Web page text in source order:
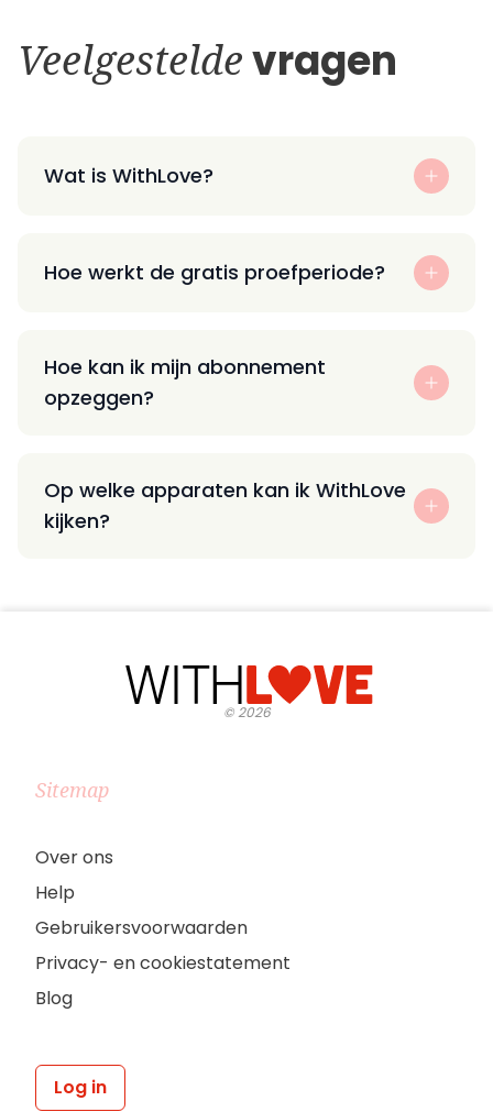
Veelgesteldevragen
Wat is WithLove?
Hoe werkt de gratis proefperiode?
Hoe kan ik mijn abonnement
opzeggen?
Op welke apparaten kan ik WithLove
kijken?
©2026
Sitemap
Over ons
Help
Gebruikersvoorwaarden
Privacy- en cookiestatement
Blog
Log in